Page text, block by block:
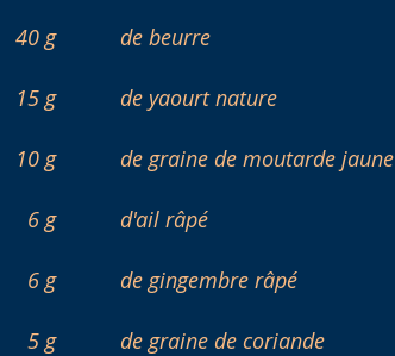
40 g de beurre
15 g de yaourt nature
10 g de graine de moutarde jaune
6 g d'ail râpé
6 g de gingembre râpé
5 g de graine de coriande